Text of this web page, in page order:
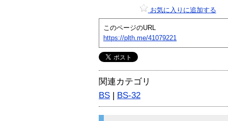
お気に入りに追加する
このページのURL
https://plth.me/41079221
関連カテゴリ
BS | BS-32